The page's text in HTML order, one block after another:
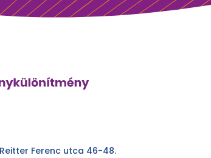
Ferenc utca 46-48.